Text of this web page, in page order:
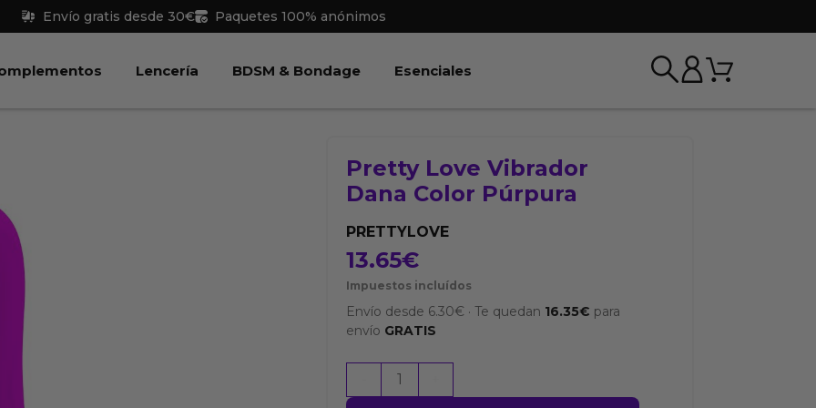
Envío gratis desde 30€ Paquetes 100% anónimos
Juguetes Abrir Complementos
Lencería Abrir Lencería
BDSM & Bondage Abrir BDSM & Bondage
Esenciales Carrito
Pretty Love Vibrador
Dana Color Púrpura
PRETTYLOVE
13.65€
Impuestos incluídos
Envío desde 6.30€ ·Te quedan 16.35€ para
envío GRATIS
Love